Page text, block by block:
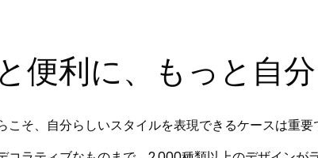
便利に、もっと自
そ、自分らしいスタイルを表現できるケースは重要